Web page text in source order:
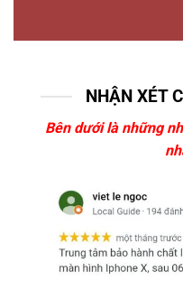
NHẬN XÉT
Bên dưới là những